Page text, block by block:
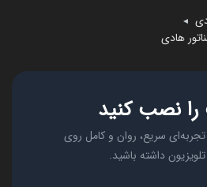
◄
هادی
نصب کنید
سریع، روان و کامل روی
داشته باشید.